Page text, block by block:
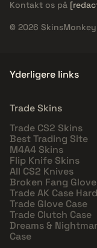
Kontakt os på
© 2026
Yderligere links
Trade Skins
Trade CS2 Skins
Best Trading Site
M4A4 Skins
Flip Knife Skins
All CS2 Knives
Broken Fang
Trade AK Case
Trade Glove Case
Trade Clutch Case
Dreams &
Case